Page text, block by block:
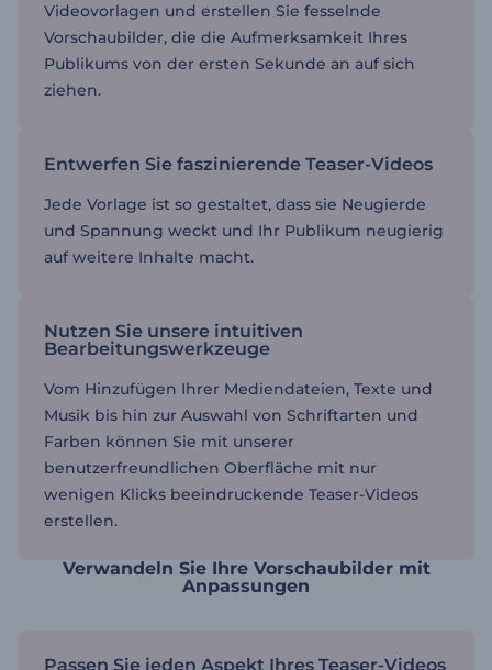
Videovorlagen und erstellen Sie fesselnde
Vorschaubilder, die die Aufmerksamkeit Ihres
Publikums von der ersten Sekunde an auf sich
ziehen.
Entwerfen Sie faszinierende Teaser-Videos
Jede Vorlage ist so gestaltet, dass sie Neugierde
und Spannung weckt und Ihr Publikum neugierig
auf weitere Inhalte macht.
Nutzen Sie unsere intuitiven
Bearbeitungswerkzeuge
Vom Hinzufügen Ihrer Mediendateien, Texte und
Musik bis hin zur Auswahl von Schriftarten und
Farben können Sie mit unserer
benutzerfreundlichen Oberfläche mit nur
wenigen Klicks beeindruckende Teaser-Videos
erstellen.
Verwandeln Sie Ihre Vorschaubilder mit
Anpassungen
Passen Sie jeden Aspekt Ihres Teaser-Videos